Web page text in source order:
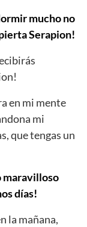
mucho no
Serapion!
en mi mente
mi
que tengas un
maravilloso
días!
la mañana,